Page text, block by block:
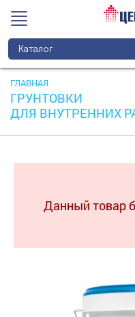
Каталог
ГЛАВНАЯ
ГРУНТОВКИ
ДЛЯ ВНУТРЕННИХ
Данный товар